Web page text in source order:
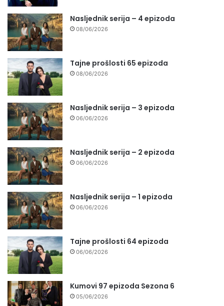
Nasljednik serija – 4 epizoda
08/06/2026
Tajne prošlosti 65 epizoda
08/06/2026
Nasljednik serija – 3 epizoda
06/06/2026
Nasljednik serija – 2 epizoda
06/06/2026
Nasljednik serija – 1 epizoda
06/06/2026
Tajne prošlosti 64 epizoda
06/06/2026
Kumovi 97 epizoda Sezona 6
05/06/2026